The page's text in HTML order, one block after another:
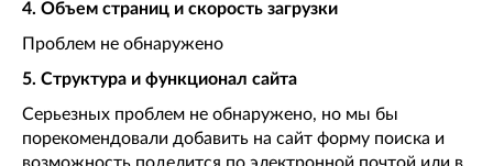
4. Объем страниц и скорость загрузки
Проблем не обнаружено
5. Структура и функционал сайта
Серьезных проблем не обнаружено, но мы бы
порекомендовали добавить на сайт форму поиска и
возможность поделится по электронной почтой или в